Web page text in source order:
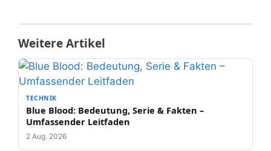
Weitere Artikel
TECHNIK
Blue Blood: Bedeutung, Serie & Fakten –
Umfassender Leitfaden
2 Aug. 2026